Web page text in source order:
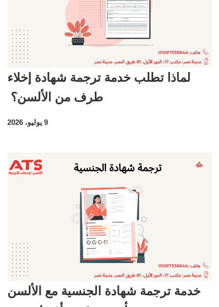
لماذا تطلب خدمة ترجمة شهادة إخلاء
طرف من الألسن؟
9 يوليو، 2026
خدمة ترجمة شهادة الجنسية مع الألسن